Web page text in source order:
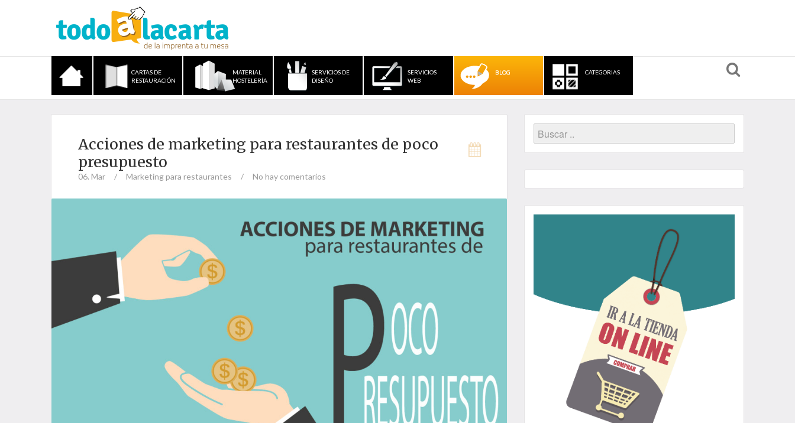
CARTAS DE
RESTAURACIÓN
MATERIAL
HOSTELERÍA
SERVICIOS DE
DISEÑO
SERVICIOS
WEB
BLOG CATEGORIAS
Acciones de marketing para restaurantes de poco
presupuesto
06. Mar / Marketing para restaurantes / No hay comentarios